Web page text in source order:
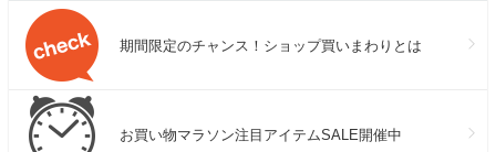
期間限定のチャンス！ショップ買いまわりとは
お買い物マラソン注目アイテムSALE開催中